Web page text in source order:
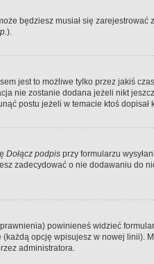
będziesz musiał się
).
jest to możliwe tylko przez jakiś
nie zostanie dodana jeżeli nikt
postu jeżeli w temacie ktoś dopisał
Dołącz podpis przy formularzu
zadecydować o nie dodawaniu do
powinieneś widzieć
opcję wpisujesz w nowej linii).
administratora.